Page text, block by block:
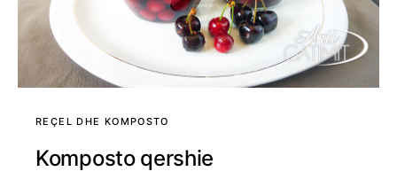
REÇEL DHE KOMPOSTO
Komposto qershie